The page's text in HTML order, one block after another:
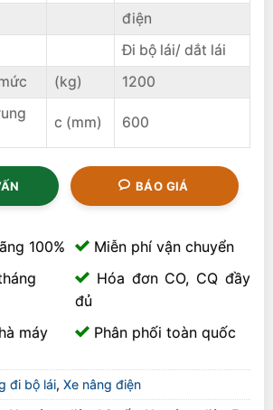
điện
Đi bộ lái/ dắt lái
(kg)
1200
c (mm) 600
BÁO GIÁ
100%
Miễn phí vận chuyển
Hóa đơn CO, CQ đầy
đủ
máy
Phân phối toàn quốc
đi bộ lái, Xe nâng điện